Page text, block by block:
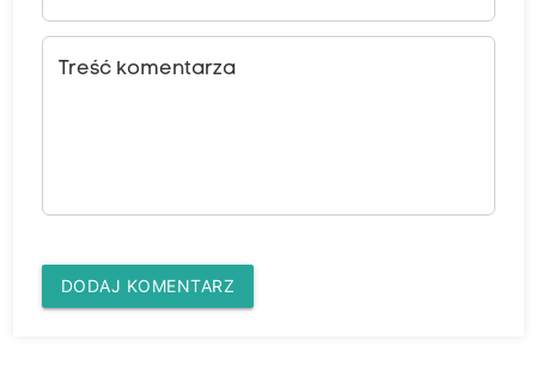
Treść komentarza
DODAJ KOMENTARZ